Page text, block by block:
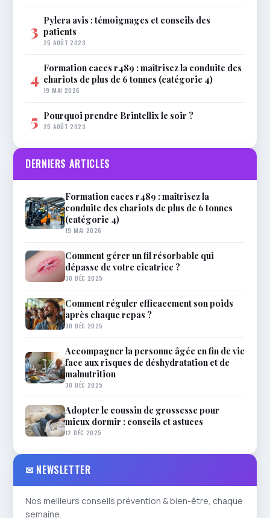
3 Pylera avis : témoignages et conseils des
patients
25 AOÛT 2023
4 Formation caces r489 : maîtrisez la conduite des
chariots de plus de 6 tonnes (catégorie 4)
19 MAI 2026
5 Pourquoi prendre Brintellix le soir ?
25 AOÛT 2023
DERNIERS ARTICLES
Formation caces r489 : maîtrisez la
conduite des chariots de plus de 6 tonnes
(catégorie 4)
19 MAI 2026
Comment gérer un fil résorbable qui
dépasse de votre cicatrice ?
30 DÉC 2025
Comment réguler efficacement son poids
après chaque repas ?
30 DÉC 2025
Accompagner la personne âgée en fin de vie
face aux risques de déshydratation et de
malnutrition
30 DÉC 2025
Adopter le coussin de grossesse pour
mieux dormir : conseils et astuces
12 DÉC 2025
✉ NEWSLETTER
Nos meilleurs conseils prévention & bien-être, chaque
semaine.